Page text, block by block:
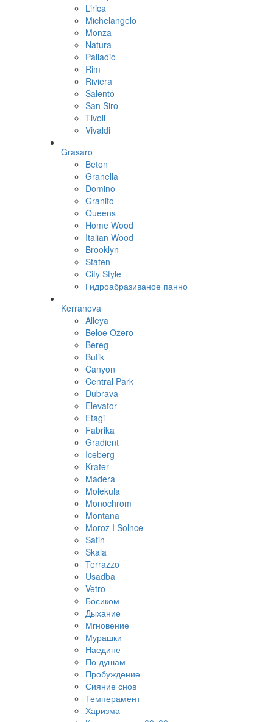
Lirica
Michelangelo
Monza
Natura
Palladio
Rim
Riviera
Salento
San Siro
Tivoli
Vivaldi
Grasaro
Beton
Granella
Domino
Granito
Queens
Home Wood
Italian Wood
Brooklyn
Staten
City Style
Гидроабразиваное панно
Kerranova
Alleya
Beloe Ozero
Bereg
Butik
Canyon
Central Park
Dubrava
Elevator
Etagi
Fabrika
Gradient
Iceberg
Krater
Madera
Molekula
Monochrom
Montana
Moroz I Solnce
Satin
Skala
Terrazzo
Usadba
Vetro
Босиком
Дыхание
Мгновение
Мурашки
Наедине
По душам
Пробуждение
Сияние снов
Темперамент
Харизма